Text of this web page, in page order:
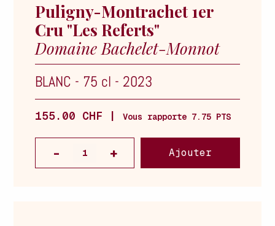
Puligny-Montrachet 1er
Cru "Les Referts"
Domaine Bachelet-Monnot
BLANC - 75 cl - 2023
155.00 CHF | Vous rapporte 7.75 PTS
Ajouter